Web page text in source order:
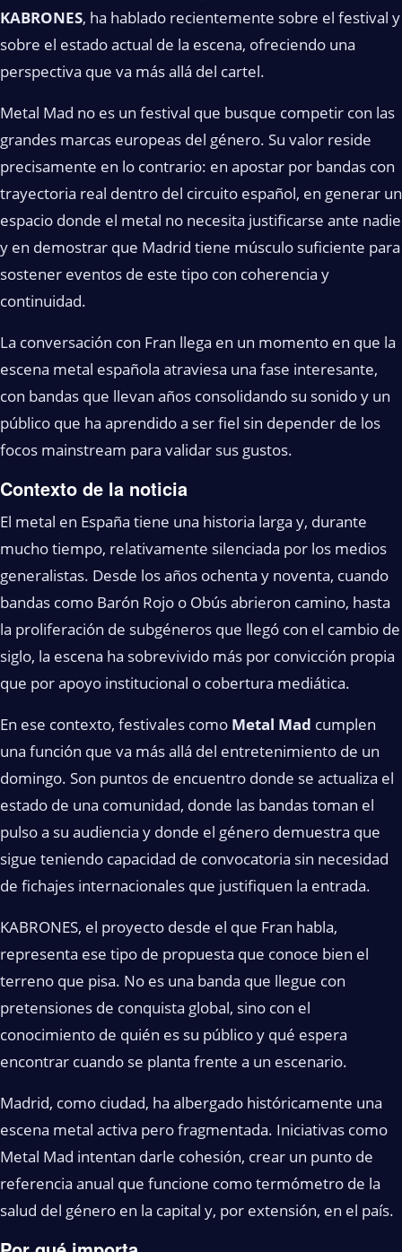
KABRONES, ha hablado recientemente sobre el festival y
sobre el estado actual de la escena, ofreciendo una
perspectiva que va más allá del cartel.
Metal Mad no es un festival que busque competir con las
grandes marcas europeas del género. Su valor reside
precisamente en lo contrario: en apostar por bandas con
trayectoria real dentro del circuito español, en generar un
espacio donde el metal no necesita justificarse ante nadie
y en demostrar que Madrid tiene músculo suficiente para
sostener eventos de este tipo con coherencia y
continuidad.
La conversación con Fran llega en un momento en que la
escena metal española atraviesa una fase interesante,
con bandas que llevan años consolidando su sonido y un
público que ha aprendido a ser fiel sin depender de los
focos mainstream para validar sus gustos.
Contexto de la noticia
El metal en España tiene una historia larga y, durante
mucho tiempo, relativamente silenciada por los medios
generalistas. Desde los años ochenta y noventa, cuando
bandas como Barón Rojo o Obús abrieron camino, hasta
la proliferación de subgéneros que llegó con el cambio de
siglo, la escena ha sobrevivido más por convicción propia
que por apoyo institucional o cobertura mediática.
En ese contexto, festivales como Metal Mad cumplen
una función que va más allá del entretenimiento de un
domingo. Son puntos de encuentro donde se actualiza el
estado de una comunidad, donde las bandas toman el
pulso a su audiencia y donde el género demuestra que
sigue teniendo capacidad de convocatoria sin necesidad
de fichajes internacionales que justifiquen la entrada.
KABRONES, el proyecto desde el que Fran habla,
representa ese tipo de propuesta que conoce bien el
terreno que pisa. No es una banda que llegue con
pretensiones de conquista global, sino con el
conocimiento de quién es su público y qué espera
encontrar cuando se planta frente a un escenario.
Madrid, como ciudad, ha albergado históricamente una
escena metal activa pero fragmentada. Iniciativas como
Metal Mad intentan darle cohesión, crear un punto de
referencia anual que funcione como termómetro de la
salud del género en la capital y, por extensión, en el país.